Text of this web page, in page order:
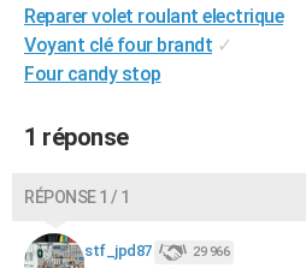
Destinations
City break
Voyage nature
Voyage de noces
Forum
Climat
PHOTO
GUIDES D'ACHAT
Dictionnaire
Biographies
Citations
Expressions
Proverbes
Reparer volet roulant electrique
Voyant clé four brandt ✓
Four candy stop
1 réponse
RÉPONSE 1 / 1
stf_jpd87 29 966